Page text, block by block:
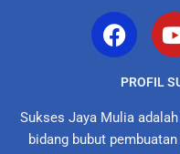
PROFIL
Sukses Jaya Mulia
bidang bubut